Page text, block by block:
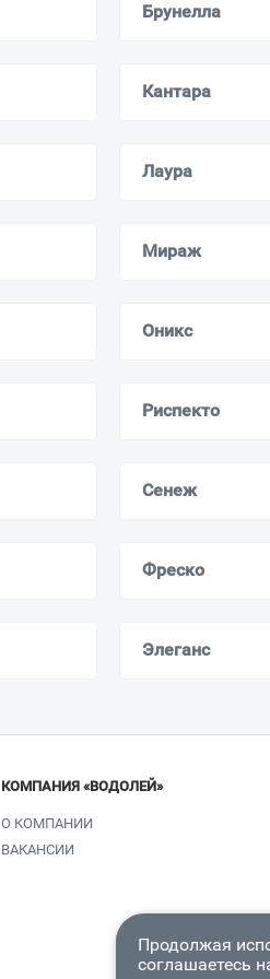
Брунелла
Кантара
Лаура
Мираж
Оникс
Риспекто
Сенеж
Фреско
Элеганс
КОМПАНИЯ «ВОДОЛЕЙ»
О КОМПАНИИ
ВАКАНСИИ
Продолжая
соглашаетесь